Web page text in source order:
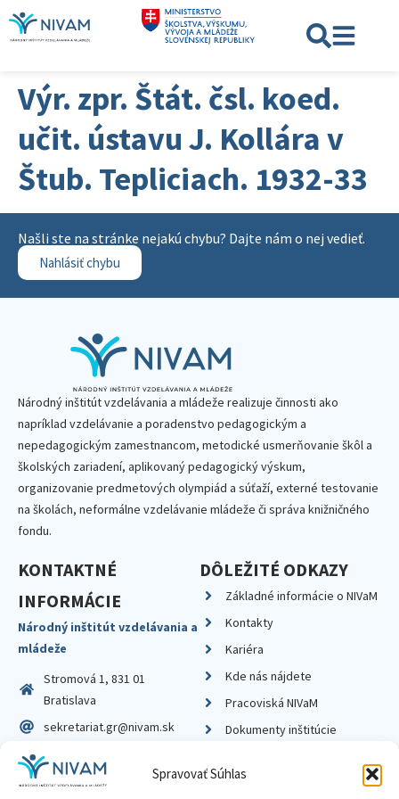
Spravovať Súhlas
Výr. zpr. Štát. čsl. koed.
učit. ústavu J. Kollára v
Štub. Tepliciach. 1932-33
Našli ste na stránke nejakú chybu? Dajte nám o nej vedieť.
Nahlásiť chybu
Národný inštitút vzdelávania a mládeže realizuje činnosti ako
napríklad vzdelávanie a poradenstvo pedagogickým a
nepedagogickým zamestnancom, metodické usmerňovanie škôl a
školských zariadení, aplikovaný pedagogický výskum,
organizovanie predmetových olympiád a súťaží, externé testovanie
na školách, neformálne vzdelávanie mládeže či správa knižničného
fondu.
KONTAKTNÉ
INFORMÁCIE
Národný inštitút vzdelávania a
mládeže
Stromová 1, 831 01
Bratislava
sekretariat.gr@nivam.sk
IČO: 00164348
DIČ: 2020798714
DÔLEŽITÉ ODKAZY
Základné informácie o NIVaM
Kontakty
Kariéra
Kde nás nájdete
Pracoviská NIVaM
Dokumenty inštitúcie